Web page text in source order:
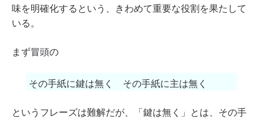
味を明確化するという、きわめて重要な役割を果たして
いる。
まず冒頭の
その手紙に鍵は無く その手紙に主は無く
というフレーズは難解だが、「鍵は無く」とは、その手